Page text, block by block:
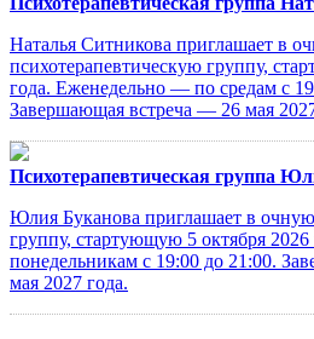
Наталья Ситникова приглашает в
психотерапевтическую группу,
года. Еженедельно — по средам с
Завершающая встреча — 26 мая
Психотерапевтическая группа
Юлия Буканова приглашает в
группу, стартующую 5 октября
понедельникам с 19:00 до 21:00.
мая 2027 года.